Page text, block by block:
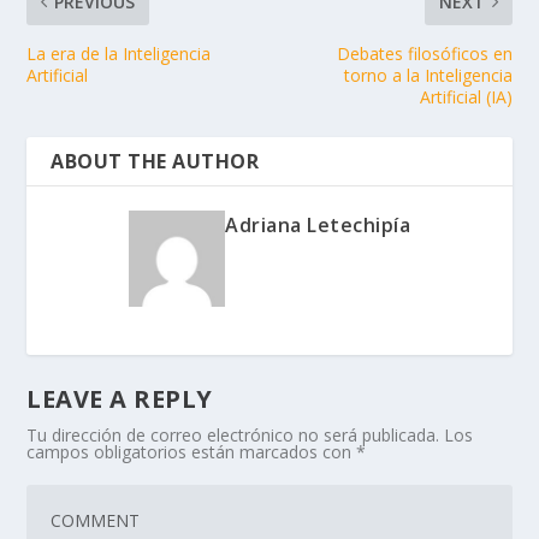
La era de la Inteligencia
Artificial
Debates filosóficos en
torno a la Inteligencia
Artificial (IA)
ABOUT THE AUTHOR
Adriana Letechipía
LEAVE A REPLY
Tu dirección de correo electrónico no será publicada. Los
campos obligatorios están marcados con*